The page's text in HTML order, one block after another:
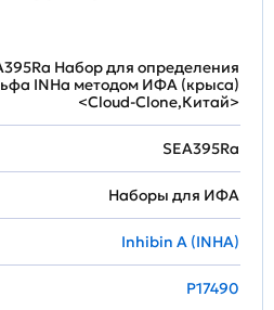
Набор для определения
INHa методом ИФА (крыса)
<Cloud-Clone,Китай>
SEA395Ra
Наборы для ИФА
Inhibin A (INHA)
P17490